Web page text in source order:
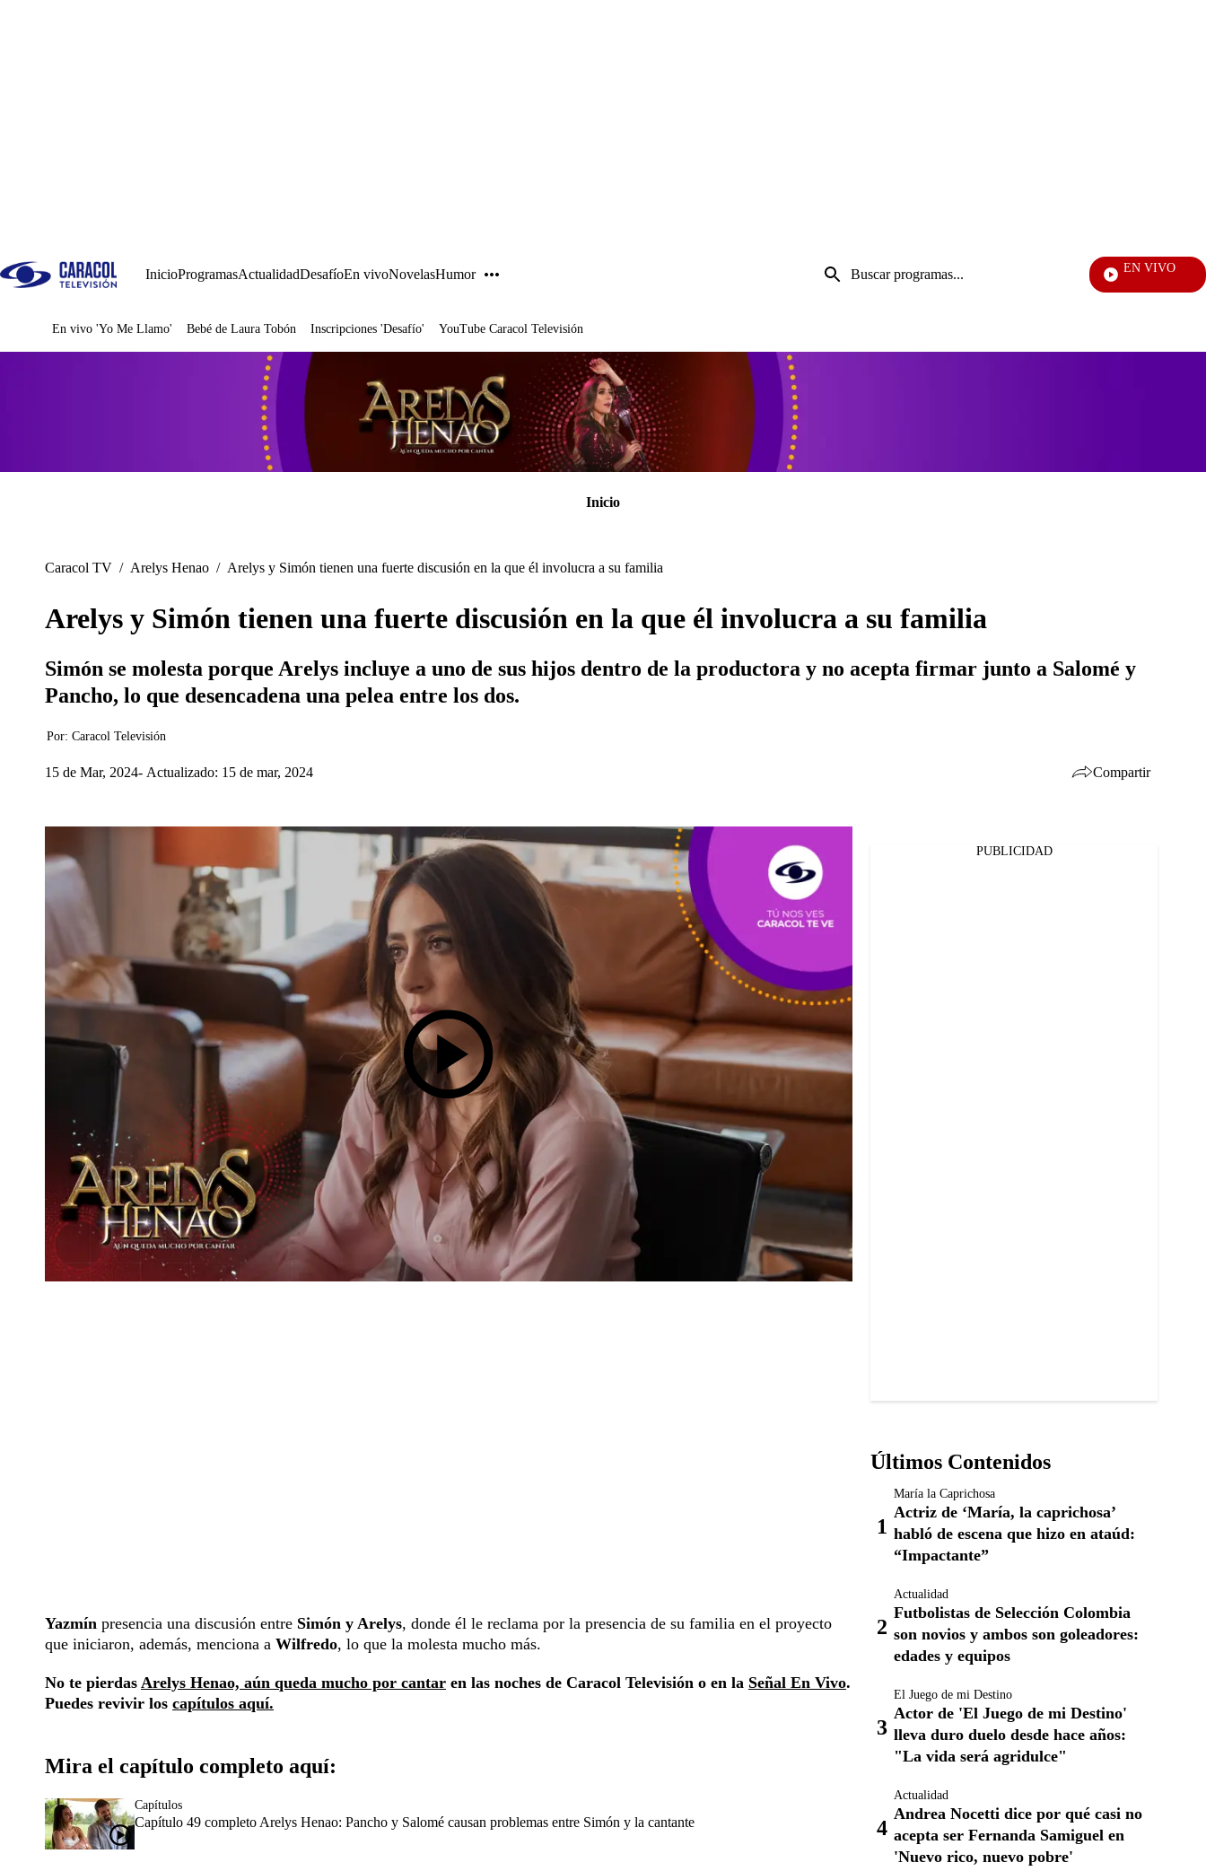
InicioProgramasActualidadDesafíoEn vivoNovelasHumor
Entrada
de
EN VIVO
Juegos
En vivo 'Yo Me Llamo' Bebé de Laura Tobón Inscripciones 'Desafío' YouTube Caracol Televisión
Inicio
Caracol TV / Arelys Henao / Arelys y Simón tienen una fuerte discusión en la que él involucra a su familia
Arelys y Simón tienen una fuerte discusión en la que él involucra a su familia
Simón se molesta porque Arelys incluye a uno de sus hijos dentro de la productora y no acepta firmar junto a Salomé y
Pancho, lo que desencadena una pelea entre los dos.
Por: Caracol Televisión
15 de Mar, 2024 Actualizado: 15 de mar, 2024 Compartir
Yazmín presencia una discusión entre Simón y Arelys, donde él le reclama por la presencia de su familia en el proyecto
que iniciaron, además, menciona a Wilfredo, lo que la molesta mucho más.
No te pierdas Arelys Henao, aún queda mucho por cantar en las noches de Caracol Televisión o en la Señal En Vivo.
Puedes revivir los capítulos aquí.
Mira el capítulo completo aquí:
Capítulos
Capítulo 49 completo Arelys Henao: Pancho y Salomé causan problemas entre Simón y la cantante
PUBLICIDAD
Últimos Contenidos
María la Caprichosa
Actriz de ‘María, la caprichosa’
habló de escena que hizo en ataúd:
“Impactante”
Actualidad
Futbolistas de Selección Colombia
son novios y ambos son goleadores:
edades y equipos
El Juego de mi Destino
Actor de 'El Juego de mi Destino'
lleva duro duelo desde hace años:
"La vida será agridulce"
Actualidad
Andrea Nocetti dice por qué casi no
acepta ser Fernanda Samiguel en
'Nuevo rico, nuevo pobre'